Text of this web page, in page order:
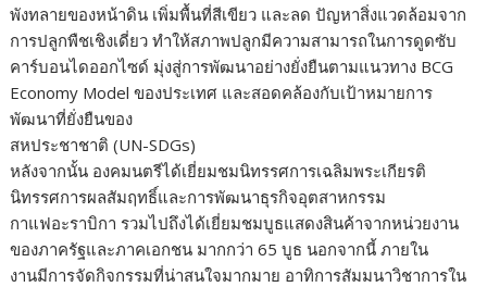
พังทลายของหน้าดิน เพิ่มพื้นที่สีเขียว และลด ปัญหาสิ่งแวดล้อมจาก
การปลูกพืชเชิงเดี่ยว ทำให้สภาพปลูกมีความสามารถในการดูดซับ
คาร์บอนไดออกไซด์ มุ่งสู่การพัฒนาอย่างยั่งยืนตามแนวทาง BCG
Economy Model ของประเทศ และสอดคล้องกับเป้าหมายการ
พัฒนาที่ยั่งยืนของ
สหประชาชาติ (UN-SDGs)
หลังจากนั้น องคมนตรีได้เยี่ยมชมนิทรรศการเฉลิมพระเกียรติ
นิทรรศการผลสัมฤทธิ์และการพัฒนาธุรกิจอุตสาหกรรม
กาแฟอะราบิกา รวมไปถึงได้เยี่ยมชมบูธแสดงสินค้าจากหน่วยงาน
ของภาครัฐและภาคเอกชน มากกว่า 65 บูธ นอกจากนี้ ภายใน
งานมีการจัดกิจกรรมที่น่าสนใจมากมาย อาทิการสัมมนาวิชาการใน